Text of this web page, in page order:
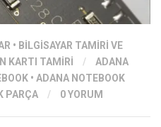
• BILGISAYAR TAMIRI VE
KARTI TAMIRI /
ADANA
• ADANA NOTEBOOK
PARÇA / 0 YORUM